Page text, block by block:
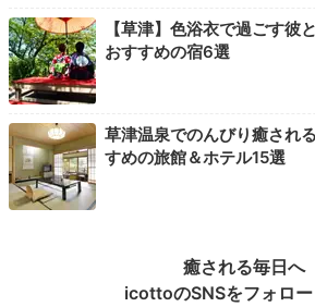
素敵ですね。
mura_trip
草津温泉の街を散策しました。旅館の近くに
「顔湯」などをまわった後、「湯畑」や「
【草津】色浴衣で過ごす彼
おすすめの宿6選
草津温泉でのんびり癒され
すめの旅館＆ホテル15選
癒される毎日へ
icottoのSNSをフォロー